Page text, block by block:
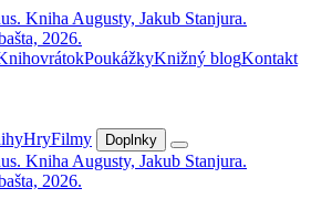
PoukážkyKnižný blogKontakt
HryFilmy Doplnky